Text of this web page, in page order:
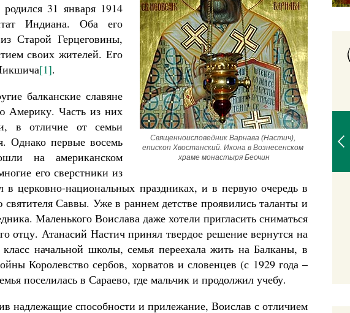
Священноисповедник Варнава (Настич),
епископ Хвостанский. Икона в Вознесенском
храме монастыря Беочин
31 января 1914
Индиана. Оба его
Старой Герцеговины,
своих жителей. Его
[1].
балканские славяне
Америку. Часть из них
в отличие от семьи
Однако первые восемь
на американском
его сверстники из
в церковно-национальных праздниках, и в первую очередь в
Саввы. Уже в раннем детстве проявились таланты и
Маленького Воислава даже хотели пригласить сниматься
отцу. Атанасий Настич принял твердое решение вернутся на
начальной школы, семья переехала жить на Балканы, в
Королевство сербов, хорватов и словенцев (с 1929 года –
поселилась в Сараево, где мальчик и продолжил учебу.
надлежащие способности и прилежание, Воислав с отличием
Как найти своё место в жизни
Кирилл Мурышев
Великомученик Георгий Победоносец. Научись у
святого
Роман Котов